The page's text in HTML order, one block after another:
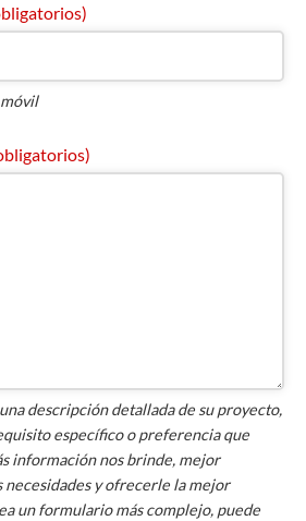
descripción detallada de su proyecto,
específico o preferencia que
información nos brinde, mejor
necesidades y ofrecerle la mejor
un formulario más complejo, puede